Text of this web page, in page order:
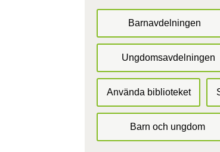
Barnavdelningen
Ungdomsavdelningen
Använda biblioteket
Barn och ungdom